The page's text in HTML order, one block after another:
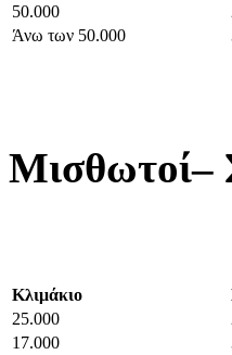
50.000
Άνω των 50.000
Μισθωτοί–
Κλιμάκιο
25.000
17.000